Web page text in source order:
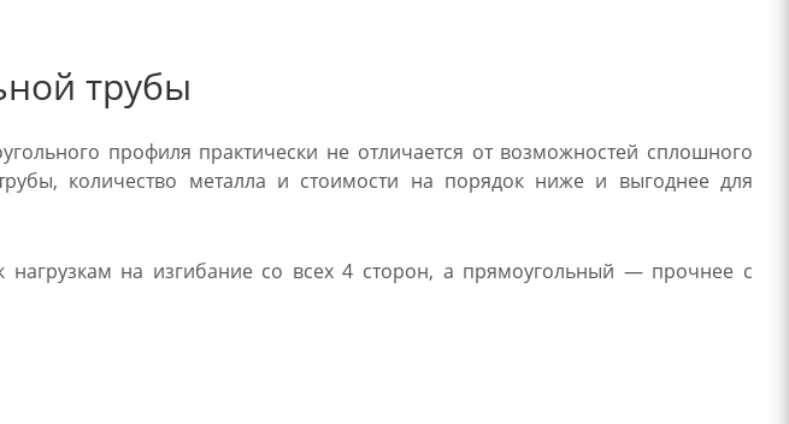
трубы
профиля практически не отличается от возможностей сплошного
количество металла и стоимости на порядок ниже и выгоднее для
нагрузкам на изгибание со всех 4 сторон, а прямоугольный — прочнее с